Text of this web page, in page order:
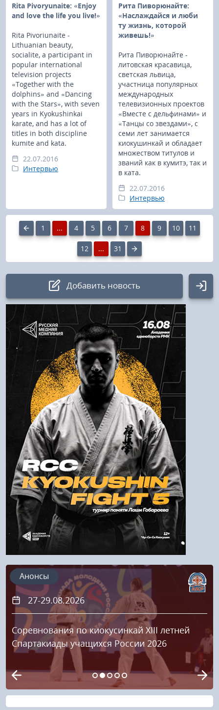
Rita Pivoryunaite: «Enjoy
and love the life you live!»
Rita Pivoriunaite -
Lithuanian beauty,
socialite, a participant in
popular international
television projects
«Together with the
dolphins» and «Dancing
with the Stars», with seven
years in Kyokushinkai
karate, and has a lot of
titles in both discipline
kumite and kata.
22.07.2016
Интервью
Рита Пиворюнайте:
«Наслаждайся и люби
ту жизнь, которой
живешь!»
Рита Пиворюнайте -
литовская красавица,
светская львица,
участница популярных
международных
телевизионных проектов
«Вместе с дельфинами» и
«Танцы со звездами», с
семи лет занимается
киокушинкай и обладает
множеством титулов и
званий как в кумитэ, так и
в ката.
22.07.2016
Интервью
1 ... 4 5 6 7 8 9 10 11
12 ... 31
Добавить новость
Авторизация
Логин:
Пароль
Войти
Напомнить пароль
Регистрация
27-29.08.2026
Соревнования по киокусинкай XIII летней
Спартакиады учащихся России 2026
Анонсы